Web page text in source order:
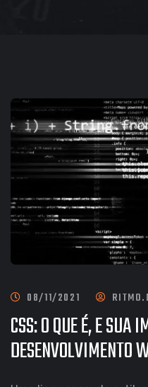
08/11/2021
CSS: O QUE É, E SUA
DESENVOLVIMENTO